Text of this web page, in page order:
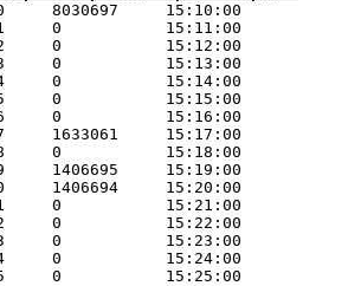
8030697     15:10:00
11     0           15:11:00
12     0           15:12:00
13     0           15:13:00
14     0           15:14:00
15     0           15:15:00
16     0           15:16:00
1633061     15:17:00
18     0           15:18:00
1406695     15:19:00
1406694     15:20:00
21     0           15:21:00
22     0           15:22:00
23     0           15:23:00
24     0           15:24:00